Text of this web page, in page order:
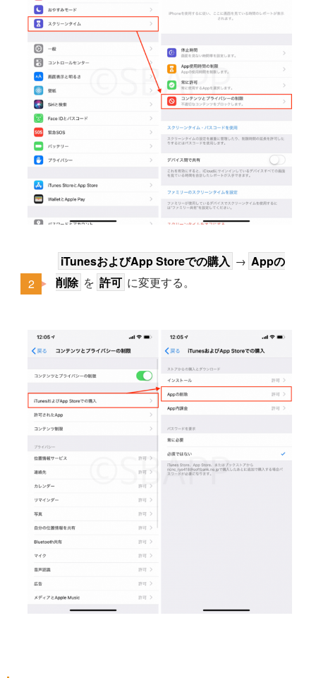
iTunesおよびApp Storeでの購入 → Appの
削除 を 許可 に変更する。